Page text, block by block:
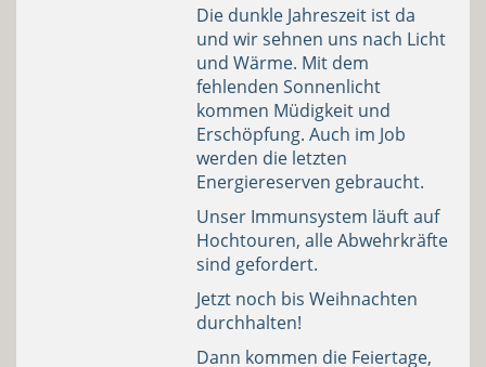
Die dunkle Jahreszeit ist da
und wir sehnen uns nach Licht
und Wärme. Mit dem
fehlenden Sonnenlicht
kommen Müdigkeit und
Erschöpfung. Auch im Job
werden die letzten
Energiereserven gebraucht.
Unser Immunsystem läuft auf
Hochtouren, alle Abwehrkräfte
sind gefordert.
Jetzt noch bis Weihnachten
durchhalten!
Dann kommen die Feiertage,